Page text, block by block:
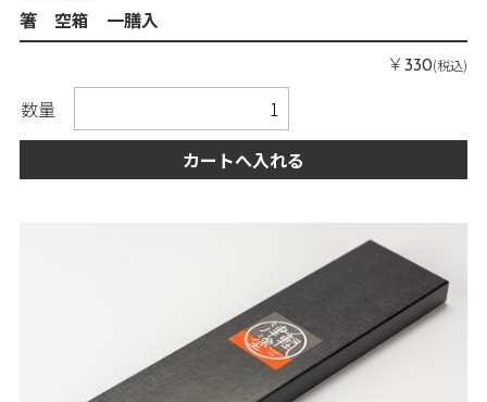
箸 空箱 一膳入
￥330(税込)
数量
カートへ入れる